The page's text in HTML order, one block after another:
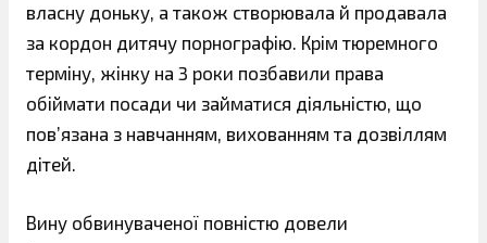
власну доньку, а також створювала й продавала
за кордон дитячу порнографію. Крім тюремного
терміну, жінку на 3 роки позбавили права
обіймати посади чи займатися діяльністю, що
пов’язана з навчанням, вихованням та дозвіллям
дітей.
Вину обвинуваченої повністю довели